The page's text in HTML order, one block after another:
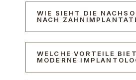
WIE SIEHT DIE
NACH
WELCHE VORTEILE
MODERNE